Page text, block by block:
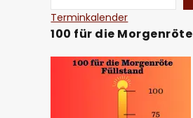
Terminkalender
100 für die Morgenröte